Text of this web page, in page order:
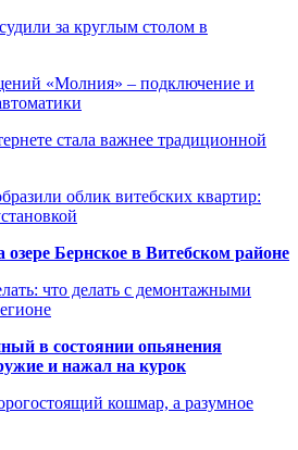
за круглым столом в
«Молния» – подключение и
стала важнее традиционной
облик витебских квартир:
Бернское в Витебском районе
что делать с демонтажными
в состоянии опьянения
и нажал на курок
кошмар, а разумное